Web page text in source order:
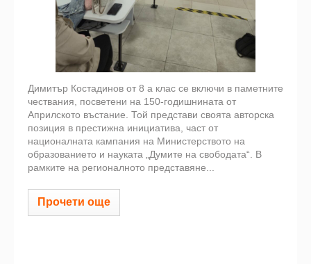
Димитър Костадинов от 8 а клас се включи в паметните
чествания, посветени на 150-годишнината от
Априлското въстание. Той представи своята авторска
позиция в престижна инициатива, част от
националната кампания на Министерството на
образованието и науката „Думите на свободата“. В
рамките на регионалното представяне...
Прочети още